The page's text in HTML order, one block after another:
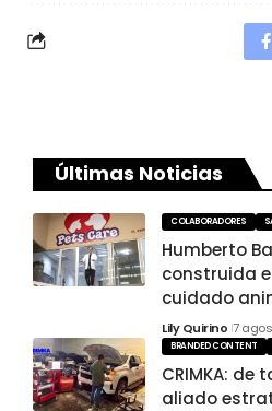
Últimas Noticias
COLABORADORES
Humberto
construida
cuidado
Lily Quirino 7
BRANDED CONTENT
CRIMKA: de
aliado